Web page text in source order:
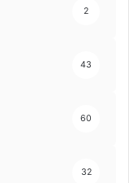
2
43
60
32